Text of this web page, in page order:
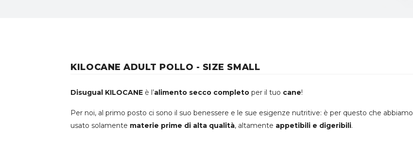
KILOCANE ADULT POLLO - SIZE SMALL
Disugual KILOCANE è l’alimento secco completo per il tuo cane!
Per noi, al primo posto ci sono il suo benessere e le sue esigenze nutritive: è per questo che abbiamo
usato solamente materie prime di alta qualità, altamente appetibili e digeribili.